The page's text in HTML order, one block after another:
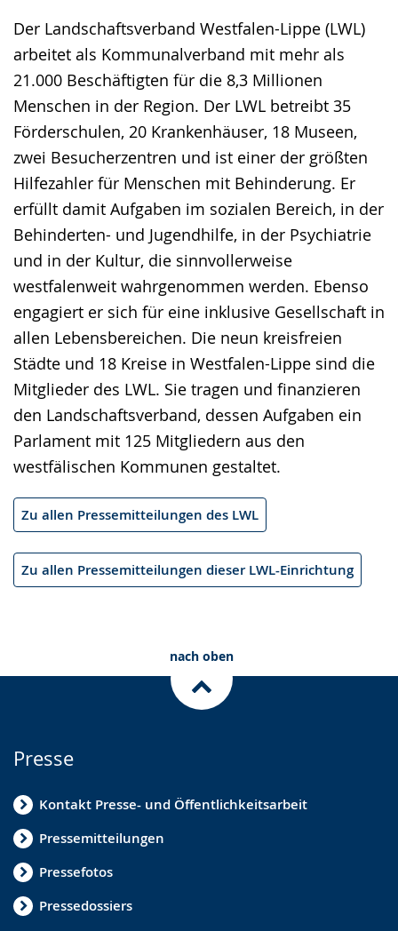
Der Landschaftsverband Westfalen-Lippe (LWL)
arbeitet als Kommunalverband mit mehr als
21.000 Beschäftigten für die 8,3 Millionen
Menschen in der Region. Der LWL betreibt 35
Förderschulen, 20 Krankenhäuser, 18 Museen,
zwei Besucherzentren und ist einer der größten
Hilfezahler für Menschen mit Behinderung. Er
erfüllt damit Aufgaben im sozialen Bereich, in der
Behinderten- und Jugendhilfe, in der Psychiatrie
und in der Kultur, die sinnvollerweise
westfalenweit wahrgenommen werden. Ebenso
engagiert er sich für eine inklusive Gesellschaft in
allen Lebensbereichen. Die neun kreisfreien
Städte und 18 Kreise in Westfalen-Lippe sind die
Mitglieder des LWL. Sie tragen und finanzieren
den Landschaftsverband, dessen Aufgaben ein
Parlament mit 125 Mitgliedern aus den
westfälischen Kommunen gestaltet.
Zu allen Pressemitteilungen des LWL
Zu allen Pressemitteilungen dieser LWL-Einrichtung
nach oben
Presse
Kontakt Presse- und Öffentlichkeitsarbeit
Pressemitteilungen
Pressefotos
Pressedossiers